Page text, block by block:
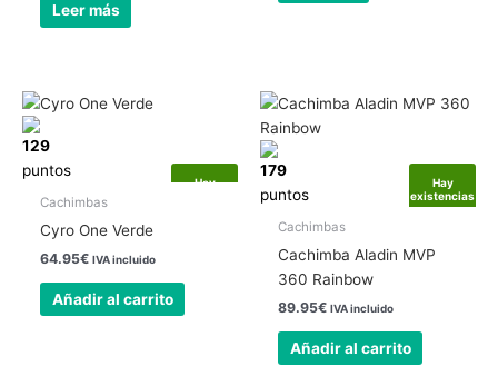
Leer más
Hay
129
puntos
Cachimbas
Cyro One Verde
64.95€ IVA incluido
Añadir al carrito
Hay
existencias
179
puntos
Cachimbas
Cachimba Aladin MVP
360 Rainbow
89.95€ IVA incluido
Añadir al carrito